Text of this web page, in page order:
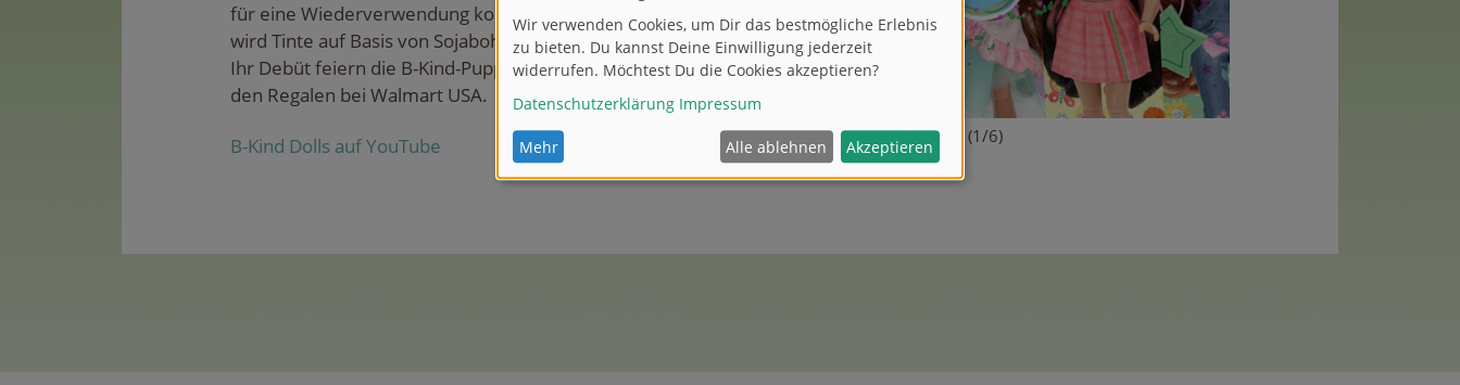
für eine Wiederverwendung konzipiert. Für den Druck
wird Tinte auf Basis von Sojabohnen verwendet.
Ihr Debüt feiern die B-Kind-Puppen online und exklusiv in
den Regalen bei Walmart USA.
B-Kind Dolls auf YouTube (1/6)